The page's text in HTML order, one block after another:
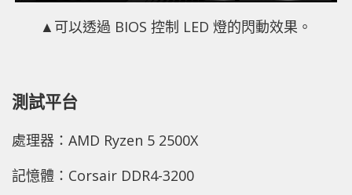
▲可以透過 BIOS 控制 LED 燈的閃動效果。
測試平台
處理器：AMD Ryzen 5 2500X
記憶體：Corsair DDR4-3200